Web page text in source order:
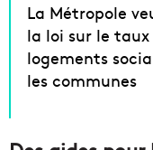
La Métropole
la loi sur le taux
logements
les communes